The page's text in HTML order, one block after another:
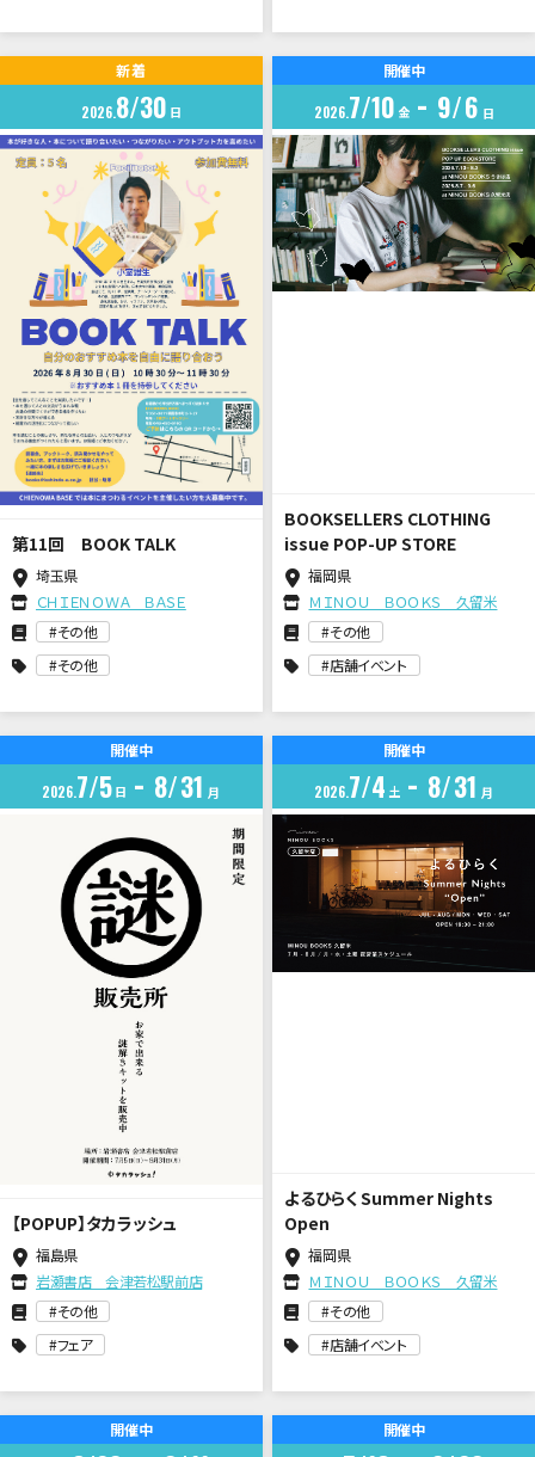
新着
20268 30 日
第11回 BOOK TALK
埼玉県
ＣＨＩＥＮＯＷＡ ＢＡＳＥ
その他
その他
開催中
20267 10 金 9 6 日
BOOKSELLERS CLOTHING
issue POP-UP STORE
福岡県
ＭＩＮＯＵ ＢＯＯＫＳ 久留米
その他
店舗イベント
開催中
2026 7 5 日 8 31 月
【POPUP】タカラッシュ
福島県
岩瀬書店 会津若松駅前店
その他
フェア
開催中
2026 7 4 土 8 31 月
よるひらく Summer Nights
Open
福岡県
ＭＩＮＯＵ ＢＯＯＫＳ 久留米
その他
店舗イベント
開催中 開催中